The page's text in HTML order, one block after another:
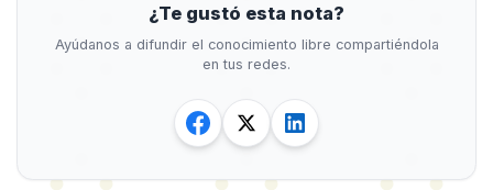
¿Te gustó esta nota?
Ayúdanos a difundir el conocimiento libre compartiéndola
en tus redes.